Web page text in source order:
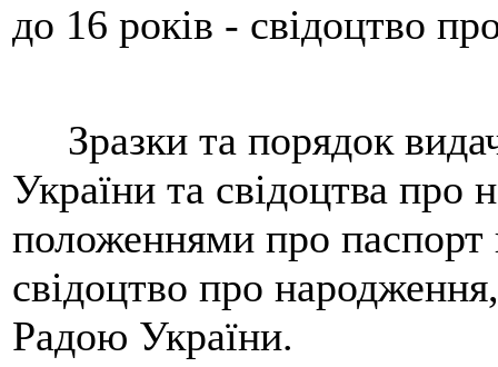
до 16 років - свідоцтво
Зразки та порядок
України та свідоцтва про
положеннями про паспорт
свідоцтво про
Радою України.